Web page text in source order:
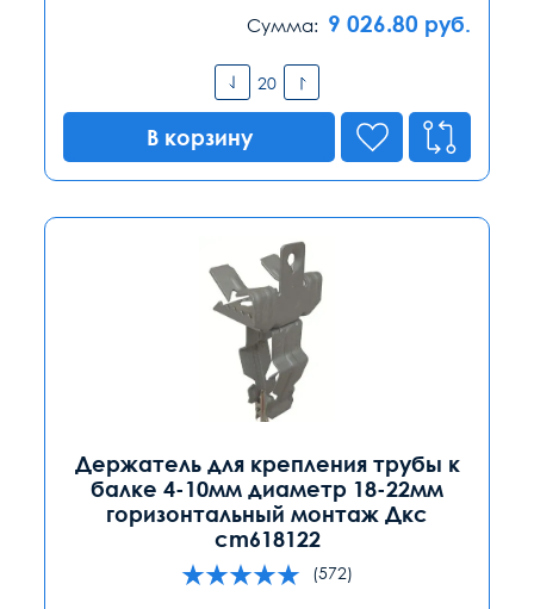
Сумма: 9 026.80 руб.
В корзину
Держатель для крепления трубы к
балке 4-10мм диаметр 18-22мм
горизонтальный монтаж Дкс
cm618122
(572)